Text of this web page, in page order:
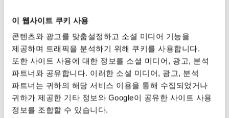
이 웹사이트 쿠키 사용
콘텐츠와 광고를 맞춤설정하고 소셜 미디어 기능을
제공하며 트래픽을 분석하기 위해 쿠키를 사용합니다.
또한 사이트 사용에 대한 정보를 소셜 미디어, 광고, 분석
파트너와 공유합니다. 이러한 소셜 미디어, 광고, 분석
파트너는 귀하의 해당 서비스 이용을 통해 수집되었거나
귀하가 제공한 기타 정보와 Google이 공유한 사이트 사용
정보를 조합할 수 있습니다.